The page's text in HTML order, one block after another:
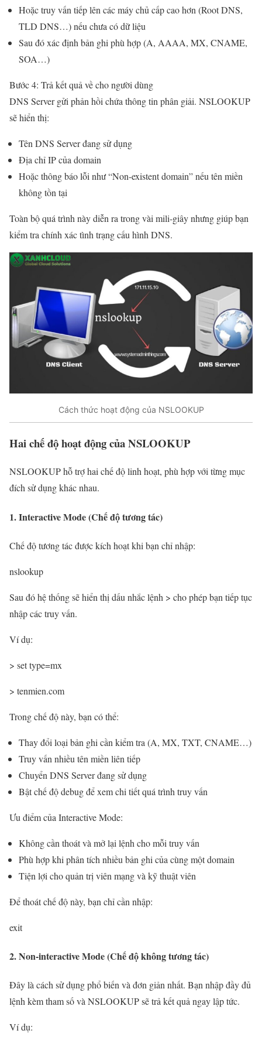
Hoặc truy vấn tiếp lên các máy chủ cấp cao hơn (Root DNS,
TLD DNS…) nếu chưa có dữ liệu
Sau đó xác định bản ghi phù hợp (A, AAAA, MX, CNAME,
SOA…)
Bước 4: Trả kết quả về cho người dùng
DNS Server gửi phản hồi chứa thông tin phân giải. NSLOOKUP
sẽ hiển thị:
Tên DNS Server đang sử dụng
Địa chỉ IP của domain
Hoặc thông báo lỗi như “Non-existent domain” nếu tên miền
không tồn tại
Toàn bộ quá trình này diễn ra trong vài mili-giây nhưng giúp bạn
kiểm tra chính xác tình trạng cấu hình DNS.
Cách thức hoạt động của NSLOOKUP
Hai chế độ hoạt động của NSLOOKUP
NSLOOKUP hỗ trợ hai chế độ linh hoạt, phù hợp với từng mục
đích sử dụng khác nhau.
1. Interactive Mode (Chế độ tương tác)
Chế độ tương tác được kích hoạt khi bạn chỉ nhập:
nslookup
Sau đó hệ thống sẽ hiển thị dấu nhắc lệnh > cho phép bạn tiếp tục
nhập các truy vấn.
Ví dụ:
> set type=mx
> tenmien.com
Trong chế độ này, bạn có thể:
Thay đổi loại bản ghi cần kiểm tra (A, MX, TXT, CNAME…)
Truy vấn nhiều tên miền liên tiếp
Chuyển DNS Server đang sử dụng
Bật chế độ debug để xem chi tiết quá trình truy vấn
Ưu điểm của Interactive Mode:
Không cần thoát và mở lại lệnh cho mỗi truy vấn
Phù hợp khi phân tích nhiều bản ghi của cùng một domain
Tiện lợi cho quản trị viên mạng và kỹ thuật viên
Để thoát chế độ này, bạn chỉ cần nhập:
exit
2. Non-interactive Mode (Chế độ không tương tác)
Đây là cách sử dụng phổ biến và đơn giản nhất. Bạn nhập đầy đủ
lệnh kèm tham số và NSLOOKUP sẽ trả kết quả ngay lập tức.
Ví dụ: